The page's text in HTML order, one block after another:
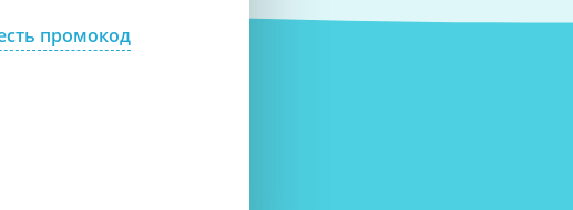
промокод